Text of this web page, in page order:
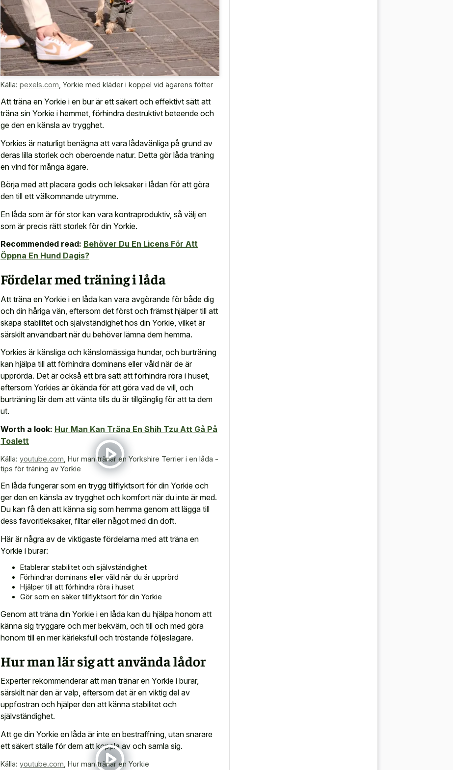
Källa: pexels.com Yorkie med kläder i koppel vid ägarens fötter
Att träna en Yorkie i en bur är ett säkert och effektivt sätt att
träna sin Yorkie i hemmet, förhindra destruktivt beteende och
ge den en känsla av trygghet.
Yorkies är naturligt benägna att vara lådavänliga på grund av
deras lilla storlek och oberoende natur. Detta gör låda träning
en vind för många ägare.
Börja med att placera godis och leksaker i lådan för att göra
den till ett välkomnande utrymme.
En låda som är för stor kan vara kontraproduktiv, så välj en
som är precis rätt storlek för din Yorkie.
Recommended read: Behöver Du En Licens För Att
Öppna En Hund Dagis?
Fördelar med träning i låda
Att träna en Yorkie i en låda kan vara avgörande för både dig
och din håriga vän, eftersom det först och främst hjälper till att
skapa stabilitet och självständighet hos din Yorkie, vilket är
särskilt användbart när du behöver lämna dem hemma.
Yorkies är känsliga och känslomässiga hundar, och burträning
kan hjälpa till att förhindra dominans eller våld när de är
upprörda. Det är också ett bra sätt att förhindra röra i huset,
eftersom Yorkies är ökända för att göra vad de vill, och
burträning lär dem att vänta tills du är tillgänglig för att ta dem
ut.
Worth a look: Hur Man Kan Träna En Shih Tzu Att Gå På
Toalett
Källa: youtube.com Hur man tränar en Yorkshire Terrier i en låda -
tips för träning av Yorkie
En låda fungerar som en trygg tillflyktsort för din Yorkie och
ger den en känsla av trygghet och komfort när du inte är med.
Du kan få den att känna sig som hemma genom att lägga till
dess favoritleksaker, filtar eller något med din doft.
Här är några av de viktigaste fördelarna med att träna en
Yorkie i burar:
Etablerar stabilitet och självständighet
Förhindrar dominans eller våld när du är upprörd
Hjälper till att förhindra röra i huset
Gör som en säker tillflyktsort för din Yorkie
Genom att träna din Yorkie i en låda kan du hjälpa honom att
känna sig tryggare och mer bekväm, och till och med göra
honom till en mer kärleksfull och tröstande följeslagare.
Hur man lär sig att använda lådor
Experter rekommenderar att man tränar en Yorkie i burar,
särskilt när den är valp, eftersom det är en viktig del av
uppfostran och hjälper den att känna stabilitet och
självständighet.
Att ge din Yorkie en låda är inte en bestraffning, utan snarare
ett säkert ställe för dem att koppla av och samla sig.
Källa: youtube.com Hur man tränar en Yorkie